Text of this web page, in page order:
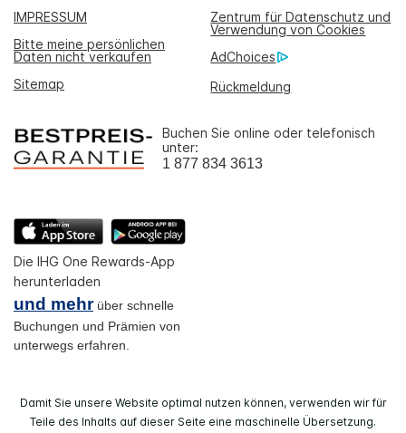
IMPRESSUM
Zentrum für Datenschutz und
Verwendung von Cookies
Bitte meine persönlichen
Daten nicht verkaufen
AdChoices
Sitemap
Rückmeldung
Buchen Sie online oder telefonisch
unter:
1 877 834 3613
Die IHG One Rewards-App
herunterladen
und mehrüber schnelle
Buchungen und Prämien von
unterwegs erfahren.
Damit Sie unsere Website optimal nutzen können, verwenden wir für
Teile des Inhalts auf dieser Seite eine maschinelle Übersetzung.